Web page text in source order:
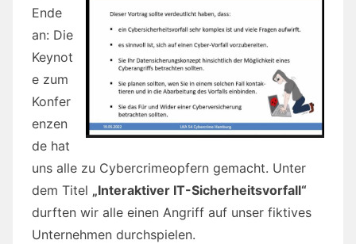
Ende
an: Die
Keynot
e zum
Konfer
enzen
de hat
uns alle zu Cybercrimeopfern gemacht. Unter
dem Titel „Interaktiver IT-Sicherheitsvorfall“
durften wir alle einen Angriff auf unser fiktives
Unternehmen durchspielen.